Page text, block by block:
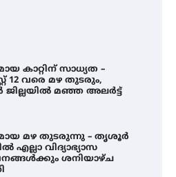
കാറ്റിന് സാധ്യത –
12 വരെ മഴ തുടരും,
മഞ്ഞ അലർട്ട്
മഴ തുടരുന്നു – തൃശൂർ
എല്ലാ വിദ്യാഭ്യാസ
ശനിയാഴ്ച